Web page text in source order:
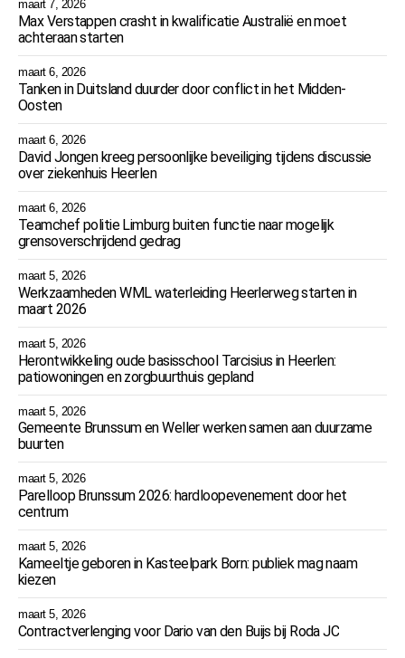
maart 7, 2026
Max Verstappen crasht in kwalificatie Australië en moet
achteraan starten
maart 6, 2026
Tanken in Duitsland duurder door conflict in het Midden-
Oosten
maart 6, 2026
David Jongen kreeg persoonlijke beveiliging tijdens discussie
over ziekenhuis Heerlen
maart 6, 2026
Teamchef politie Limburg buiten functie naar mogelijk
grensoverschrijdend gedrag
maart 5, 2026
Werkzaamheden WML waterleiding Heerlerweg starten in
maart 2026
maart 5, 2026
Herontwikkeling oude basisschool Tarcisius in Heerlen:
patiowoningen en zorgbuurthuis gepland
maart 5, 2026
Gemeente Brunssum en Weller werken samen aan duurzame
buurten
maart 5, 2026
Parelloop Brunssum 2026: hardloopevenement door het
centrum
maart 5, 2026
Kameeltje geboren in Kasteelpark Born: publiek mag naam
kiezen
maart 5, 2026
Contractverlenging voor Dario van den Buijs bij Roda JC